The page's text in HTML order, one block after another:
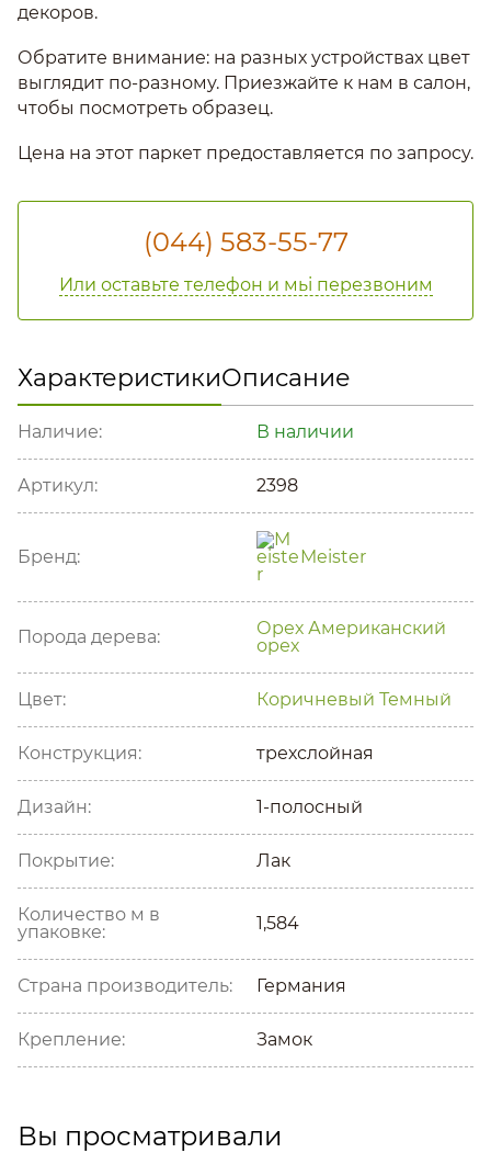
декоров.
Обратите внимание: на разных устройствах цвет
выглядит по-разному. Приезжайте к нам в салон,
чтобы посмотреть образец.
Цена на этот паркет предоставляется по запросу.
(044) 583-55-77
Или оставьте телефон и мьі перезвоним
ХарактеристикиОписание
Наличие: В наличии
Артикул: 2398
Бренд: Meister
Порода дерева: Орех Американский
орех
Цвет: Коричневый Темный
Конструкция: трехслойная
Дизайн: 1-полосный
Покрытие: Лак
Количество м в
упаковке:
1,584
Страна производитель: Германия
Крепление: Замок
Вы просматривали